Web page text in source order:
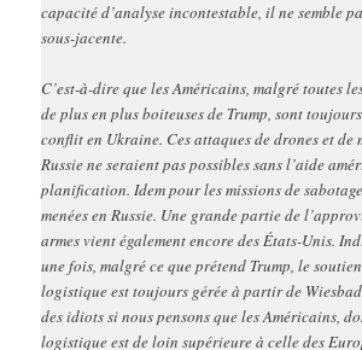
capacité d’analyse incontestable, il ne semble
sous-jacente.
C’est-à-dire que les Américains, malgré toutes
de plus en plus boiteuses de Trump, sont
conflit en Ukraine. Ces attaques de drones et de
Russie ne seraient pas possibles sans l’aide
planification. Idem pour les missions de
menées en Russie. Une grande partie de
armes vient également encore des États-Unis.
une fois, malgré ce que prétend Trump, le
logistique est toujours gérée à partir de
des idiots si nous pensons que les Américains,
logistique est de loin supérieure à celle des